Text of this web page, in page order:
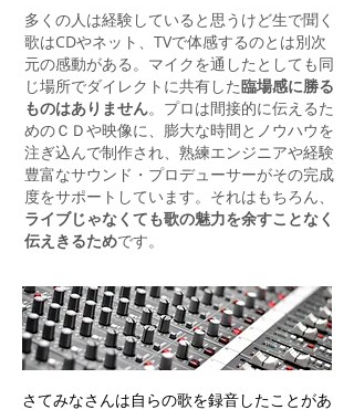
多くの人は経験していると思うけど生で聞く
歌はCDやネット、TVで体感するのとは別次
元の感動がある。マイクを通したとしても同
じ場所でダイレクトに共有した臨場感に勝る
ものはありません。プロは間接的に伝えるた
めのＣＤや映像に、膨大な時間とノウハウを
注ぎ込んで制作され、熟練エンジニアや経験
豊富なサウンド・プロデューサーがその完成
度をサポートしています。それはもちろん、
ライブじゃなくても歌の魅力を余すことなく
伝えきるためです。
さてみなさんは自らの歌を録音したことがあ